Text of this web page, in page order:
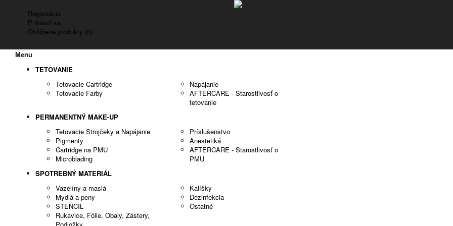
Registrácia
Prihlásiť sa
Obľúbené produkty (0)
Menu
TETOVANIE
Tetovacie Cartridge
Tetovacie Farby
Napájanie
AFTERCARE - Starostlivosť o
tetovanie
PERMANENTNÝ MAKE-UP
Tetovacie Strojčeky a Napájanie
Pigmenty
Cartridge na PMU
Microblading
Príslušenstvo
Anestetiká
AFTERCARE - Starostlivosť o
PMU
SPOTREBNÝ MATERIÁL
Vazelíny a maslá
Mydlá a peny
STENCIL
Rukavice, Fólie, Obaly, Zástery,
Kalíšky
Dezinfekcia
Ostatné